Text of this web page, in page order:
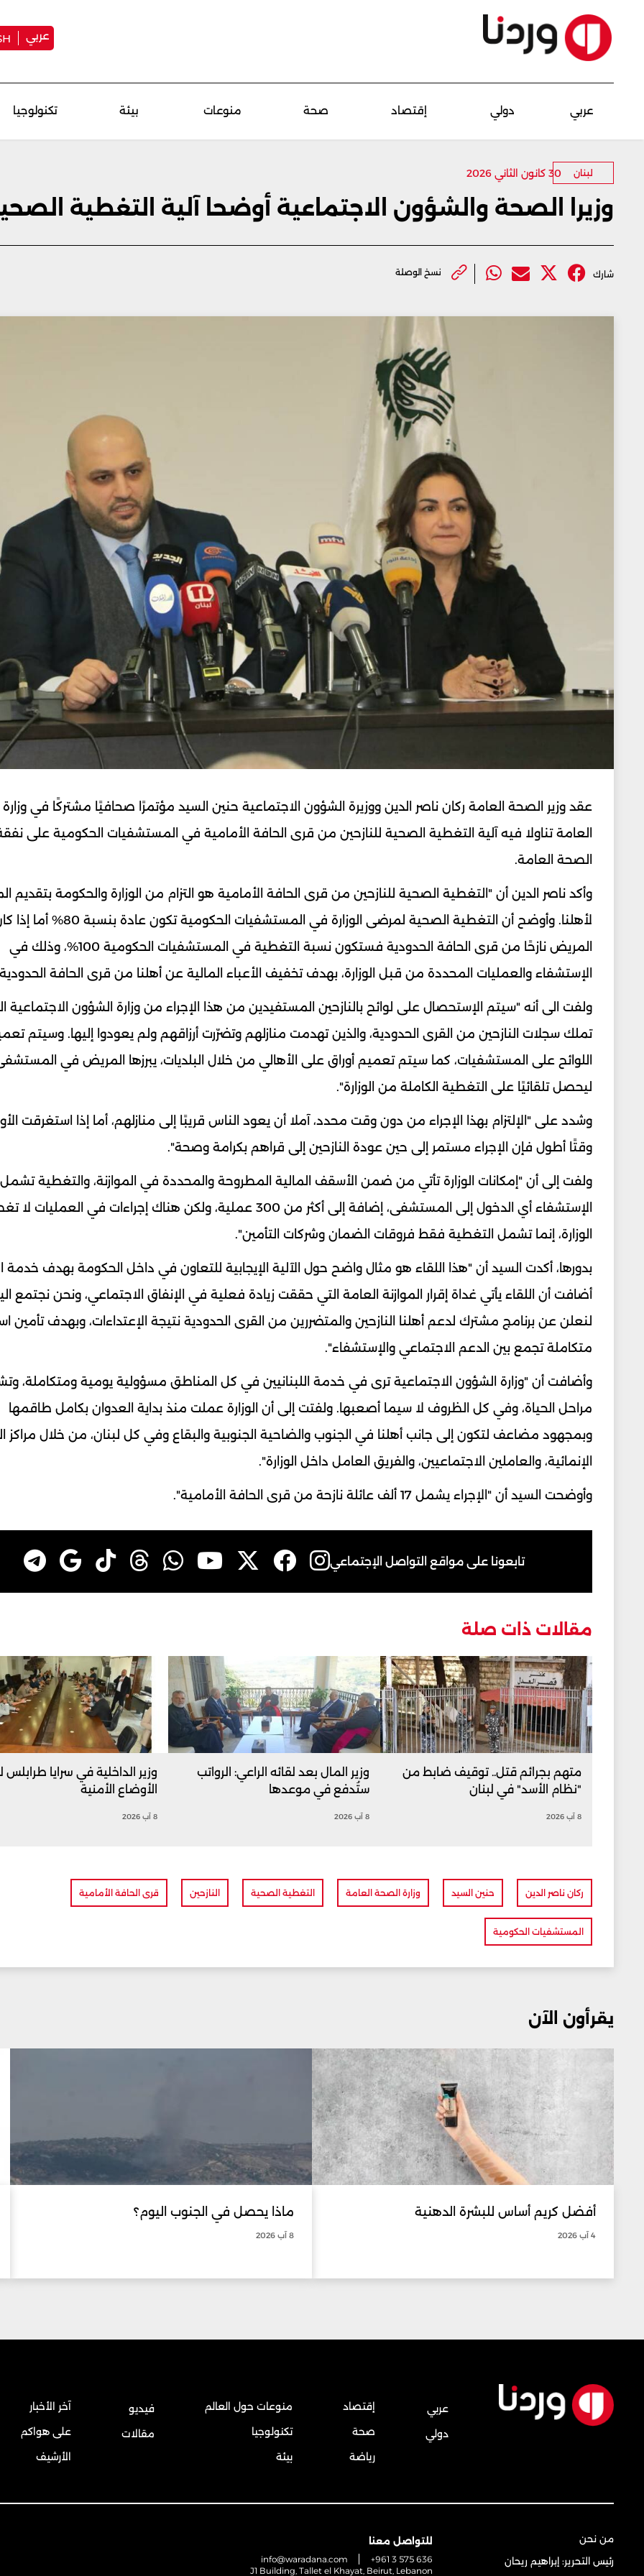
عربي
عربي دولي إقتصاد صحة منوعات بيئة تكنولوجيا
لبنان 30 كانون الثاني 2026
وزيرا الصحة والشؤون الاجتماعية أوضحا آلية التغطية
شارك نسخ الوصلة
عقد وزير الصحة العامة ​ركان ناصر الدين​ ووزيرة الشؤون الاجتماعية ​حنين السيد​ مؤتمرًا صحافيًا مشتركًا في
العامة​ تناولا فيه آلية ​التغطية الصحية​ للنازحين من قرى الحافة الأمامية في المستشفيات الحكومية على
الصحة العامة.
وأكد ناصر الدين أن "التغطية الصحية للنازحين من قرى الحافة الأمامية هو التزام من الوزارة والحكومة بتقديم
لأهلنا. وأوضح أن التغطية الصحية لمرضى الوزارة في المستشفيات الحكومية تكون عادة بنسبة
المريض نازحًا من قرى الحافة الحدودية فستكون نسبة التغطية في المستشفيات الحكومية 100%، وذلك في
الإستشفاء والعمليات المحددة من قبل الوزارة، بهدف تخفيف الأعباء المالية عن أهلنا من قرى الحافة
ولفت الى أنه "سيتم الإستحصال على لوائح بالنازحين المستفيدين من هذا الإجراء من ​وزارة الشؤون الاجتماعية​
تملك سجلات النازحين من القرى الحدودية، والذين تهدمت منازلهم وتضرّرت أرزاقهم ولم يعودوا إليها. وسيتم
اللوائح على المستشفيات، كما سيتم تعميم أوراق على الأهالي من خلال البلديات، يبرزها المريض في
ليحصل تلقائيًا على التغطية الكاملة من الوزارة".
وشدد على "الإلتزام بهذا الإجراء من دون وقت محدد، آملا أن يعود الناس قريبًا إلى منازلهم، أما إذا استغرقت
وقتًا أطول فإن الإجراء مستمر إلى حين عودة النازحين إلى قراهم بكرامة وصحة".
ولفت إلى أن "إمكانات الوزارة تأتي من ضمن الأسقف المالية المطروحة والمحددة في الموازنة، والتغطية تشمل
الإستشفاء أي الدخول إلى المستشفى، إضافة إلى أكثر من 300 عملية، ولكن هناك إجراءات في العمليات
الوزارة، إنما تشمل التغطية فقط فروقات الضمان وشركات التأمين".
بدورها، أكدت السيد أن "هذا اللقاء هو مثال واضح حول الآلية الإيجابية للتعاون في داخل الحكومة بهدف خدمة
أضافت أن اللقاء يأتي غداة إقرار الموازنة العامة التي حققت زيادة فعلية في الإنفاق الاجتماعي، ونحن نجتمع
لنعلن عن برنامج مشترك لدعم أهلنا النازحين والمتضررين من القرى الحدودية نتيجة الإعتداءات، وبهدف تأمين
متكاملة تجمع بين الدعم الاجتماعي والإستشفاء".
وأضافت أن "وزارة الشؤون الاجتماعية ترى في خدمة ال​لبنان​يين في كل المناطق مسؤولية يومية ومتكاملة،
مراحل الحياة، وفي كل الظروف لا سيما أصعبها. ولفتت إلى أن الوزارة عملت منذ بداية العدوان بكامل طاقمها
وبمجهود مضاعف لتكون إلى جانب أهلنا في الجنوب والضاحية الجنوبية والبقاع وفي كل لبنان، من خلال مراكز
الإنمائية، والعاملين الاجتماعيين، والفريق العامل داخل الوزارة".
وأوضحت السيد أن "الإجراء يشمل 17 ألف عائلة نازحة من قرى الحافة الأمامية".
تابعونا على مواقع التواصل الإجتماعي
مقالات ذات صلة
متهم بجرائم قتل.. توقيف ضابط من
"نظام الأسد" في لبنان
8 آب 2026
وزير المال بعد لقائه الراعي: الرواتب
ستُدفع في موعدها
8 آب 2026
وزير الداخلية في سرايا طرابلس
الأوضاع الأمنية
8 آب 2026
ركان ناصر الدين حنين السيد وزارة الصحة العامة التغطية الصحية النازحين قرى الحافة الأمامية
المستشفيات الحكومية
يقرأون الآن
أفضل كريم أساس للبشرة الدهنية
4 آب 2026
ماذا يحصل في الجنوب اليوم؟
8 آب 2026
عربي
دولي
إقتصاد
صحة
رياضة
منوعات حول العالم
تكنولوجيا
بيئة
فيديو
مقالات
آخر الأخبار
على هواكم
الأرشيف
من نحن
رئيس التحرير: إبراهيم ريحان
للتواصل معنا
info@waradana.com
+961 3 575 636
J1 Building, Tallet el Khayat, Beirut, Lebanon